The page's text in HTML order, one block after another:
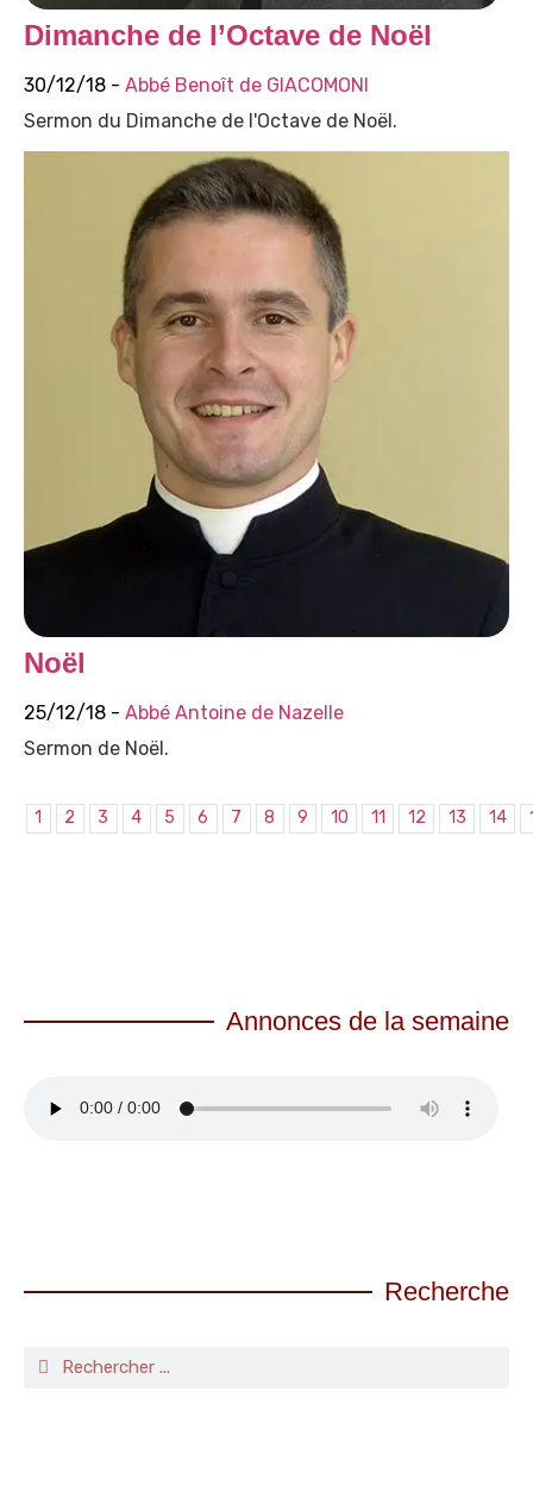
Dimanche de l’Octave de Noël
30/12/18 - Abbé Benoît de GIACOMONI
Sermon du Dimanche de l'Octave de Noël.
Noël
25/12/18 - Abbé Antoine de Nazelle
Sermon de Noël.
1 2 3 4 5 6 7 8 9 10 11 12 13 14
Annonces de la semaine
Recherche